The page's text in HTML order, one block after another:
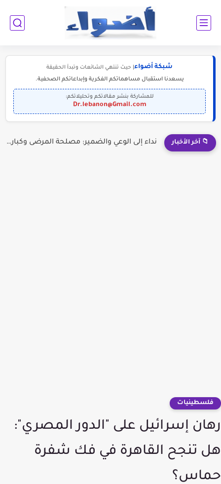
شبكة أضواء | حيث تنتهي الشائعات وتبدأ الحقيقة
يسعدنا استقبال مساهماتكم الفكرية وإبداعاتكم الصحفية.
للمشاركة بنشر مقالاتكم وتحليلاتكم:
Dr.lebanon@Gmail.com
📁 آخر الأخبار نداء إلى الوعي والضمير: مصلحة المرضى وكبار السن فوق جشع...
فلسطينيات
رهان إسرائيل على "الدور المصري":
هل تنجح القاهرة في فك شفرة
حماس؟